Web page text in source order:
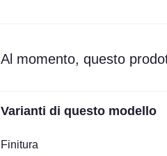
Al momento, questo
Varianti di questo modello
Finitura